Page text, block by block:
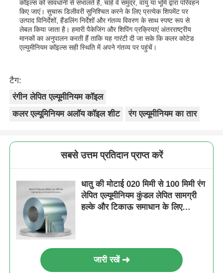
कॉइल्स को सावधानी से संभालते हैं, चाहे वे समुद्र, वायु या भूमि द्वारा परिवहन
किए जाएं। सुचारू डिलीवरी सुनिश्चित करने के लिए प्रत्येक शिपमेंट पर
उत्पाद विनिर्देशों, हैंडलिंग निर्देशों और गंतव्य विवरण के साथ स्पष्ट रूप से
लेबल किया जाता है। हमारी पैकेजिंग और शिपिंग प्रक्रियाएं अंतरराष्ट्रीय
मानकों का अनुपालन करती हैं ताकि यह गारंटी दी जा सके कि कलर कोटेड
एल्युमीनियम कॉइल्स सही स्थिति में अपने गंतव्य पर पहुंचें।
टैग:
रंगीन लेपित एल्यूमीनियम कॉइल
कलर एल्यूमिनियम अलॉय कॉइल शीट
रंग एल्यूमीनियम का तार
सबसे उत्तम प्रतिदान प्राप्त करें
धातु की मोटाई 020 मिमी से 100 मिमी रंग
लेपित एल्यूमीनियम कुंडल लेपित सामग्री
हल्के और टिकाऊ समाधान के लिए
जारी रखें